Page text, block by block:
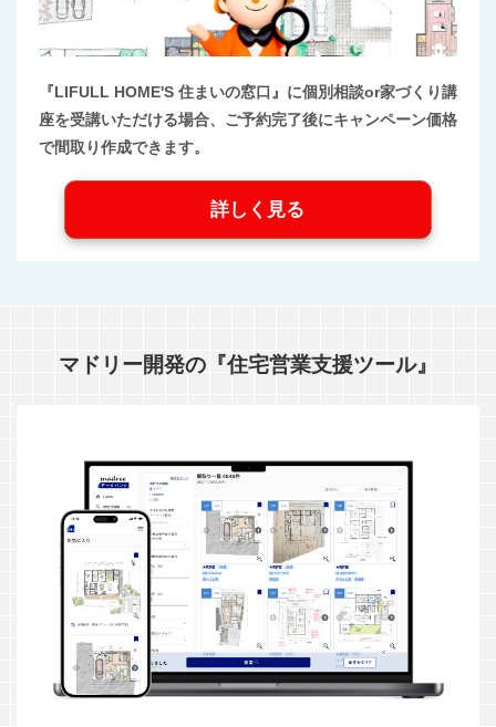
『LIFULL HOME'S 住まいの窓口』に個別相談or家づくり講
座を受講いただける場合、ご予約完了後にキャンペーン価格
で間取り作成できます。
詳しく見る
マドリー開発の『住宅営業支援ツール』